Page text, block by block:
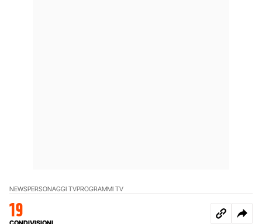
NEWSPERSONAGGI TVPROGRAMMI TV
19